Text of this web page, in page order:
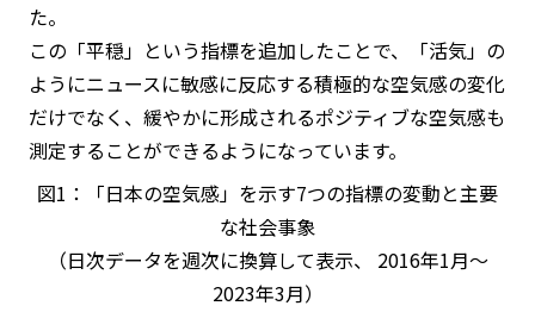
た。
この「平穏」という指標を追加したことで、「活気」の
ようにニュースに敏感に反応する積極的な空気感の変化
だけでなく、緩やかに形成されるポジティブな空気感も
測定することができるようになっています。
図1：「日本の空気感」を示す7つの指標の変動と主要
な社会事象
（日次データを週次に換算して表示、 2016年1月～
2023年3月）